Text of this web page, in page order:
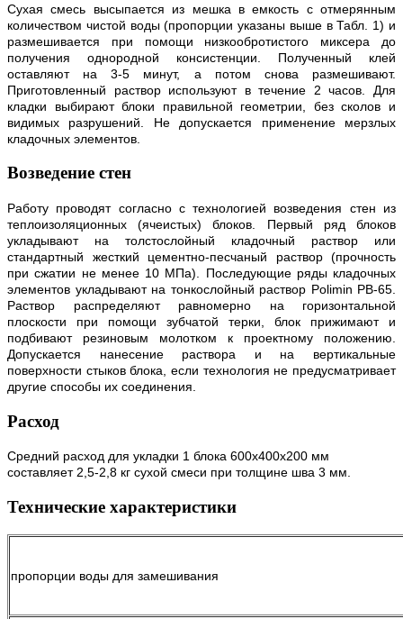
Сухая смесь высыпается из мешка в емкость с отмерянным
количеством чистой воды (пропорции указаны выше в Табл. 1) и
размешивается при помощи низкообротистого миксера до
получения однородной консистенции. Полученный клей
оставляют на 3-5 минут, а потом снова размешивают.
Приготовленный раствор используют в течение 2 часов. Для
кладки выбирают блоки правильной геометрии, без сколов и
видимых разрушений. Не допускается применение мерзлых
кладочных элементов.
Возведение стен
Работу проводят согласно с технологией возведения стен из
теплоизоляционных (ячеистых) блоков. Первый ряд блоков
укладывают на толстослойный кладочный раствор или
стандартный жесткий цементно-песчаный раствор (прочность
при сжатии не менее 10 МПа). Последующие ряды кладочных
элементов укладывают на тонкослойный раствор Polimin PВ-65.
Раствор распределяют равномерно на горизонтальной
плоскости при помощи зубчатой терки, блок прижимают и
подбивают резиновым молотком к проектному положению.
Допускается нанесение раствора и на вертикальные
поверхности стыков блока, если технология не предусматривает
другие способы их соединения.
Расход
Средний расход для укладки 1 блока 600х400х200 мм
составляет 2,5-2,8 кг сухой смеси при толщине шва 3 мм.
Технические характеристики
пропорции воды для замешивания